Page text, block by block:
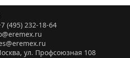
Altium
P-CAD
(495) 232-18-64
ул. Профсоюзная 108